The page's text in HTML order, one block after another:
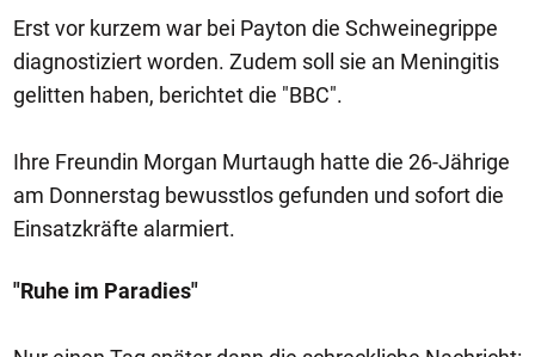
Erst vor kurzem war bei Payton die Schweinegrippe
diagnostiziert worden. Zudem soll sie an Meningitis
gelitten haben, berichtet die "BBC".
Ihre Freundin Morgan Murtaugh hatte die 26-Jährige
am Donnerstag bewusstlos gefunden und sofort die
Einsatzkräfte alarmiert.
"Ruhe im Paradies"